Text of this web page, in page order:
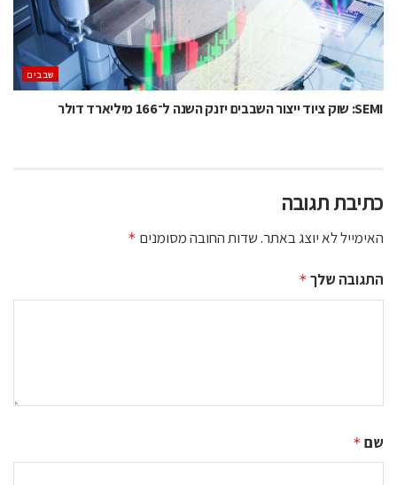
‫שבבים‬
SEMI: שוק ציוד ייצור השבבים יזנק השנה ל־166 מיליארד דולר
כתיבת תגובה
האימייל לא יוצג באתר.שדות החובה מסומנים *
התגובה שלך *
שם *